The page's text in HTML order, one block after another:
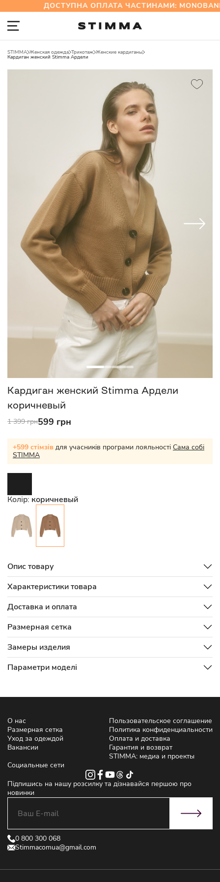
ДОСТУПНА ОПЛАТА ЧАСТИНАМИ:
STIMMA Женская одежда Трикотаж Женские кардиганы
Кардиган женский Stimma Ардели
Кардиган женский Stimma Ардели
коричневый
1 399 грн599 грн
+599 стімзів для учасників програми лояльності Сама собі
STIMMA
Колір: коричневый
Опис товару
Характеристики товара
Доставка и оплата
Размерная сетка
Замеры изделия
Параметри моделі
О нас
Размерная сетка
Уход за одеждой
Вакансии
Пользовательское соглашение
Политика конфиденциальности
Оплата и доставка
Гарантия и возврат
STIMMA: медиа и проекты
Социальные сети
Підпишись на нашу розсилку та дізнавайся першою про
новинки
0 800 300 068
Stimmacomua@gmail.com